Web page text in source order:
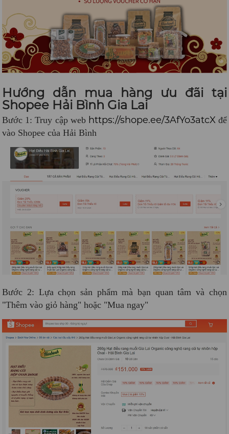
Hướng dẫn mua hàng ưu đãi tại
Shopee Hải Bình Gia Lai
Bước 1: Truy cập web https://shope.ee/3AfYo3atcXđể
vào Shopee của Hải Bình
Bước 2: Lựa chọn sản phẩm mà bạn quan tâm và chọn
"Thêm vào giỏ hàng" hoặc "Mua ngay"